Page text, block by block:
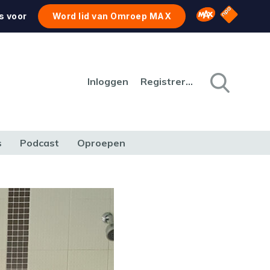
voor Word lid van Omroep MAX Omroep MAX
NPO
Inloggen Registreren
Podcast Oproepen